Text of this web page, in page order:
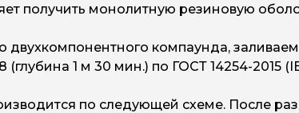
получить монолитную резиновую
компаунда,
1 м 30 мин.) по ГОСТ 14254-2015
по следующей схеме. После